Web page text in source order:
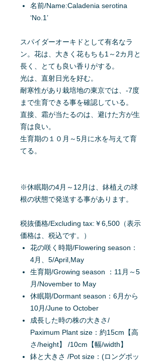
名前/Name:Caladenia serotina
‘No.1’
スパイダーオーキドとして有名なラ
ン。花は、大きく花もちも1～2カ月と
長く、とても良い香りがする。
光は、直射日光を好む。
耐寒性があり栽培地の東京では、-7度
まで生育できる事を確認している。
直接、霜が当たるのは、避けた方が生
育は良い。
生育期の１０月～5月に水を与えて育
てる。
※休眠期の4月～12月は、鉢植えの球
根の状態で発送する事があります。
税抜価格/Excluding tax:￥6,500（表示
価格は、税込です。）
花の咲く時期/Flowering season：
4月、5/April,May
生育期/Growing season ：11月～5
月/November to May
休眠期/Dormant season：6月から
10月/June to October
成長した時の株の大きさ/
Paximum Plant size：約15cm【高
さ/height】 /10cm【幅/width】
鉢と大きさ /Pot size：(ロングポッ